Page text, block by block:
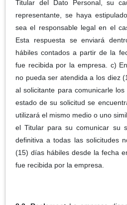
Titular del Dato Personal, su
representante, se haya
sea el responsable legal en el
Esta respuesta se enviará
hábiles contados a partir de la
fue recibida por la empresa. c)
no pueda ser atendida a los diez
al solicitante para comunicarle
estado de su solicitud se
utilizará el mismo medio o uno
el Titular para su comunicar su
definitiva a todas las solicitudes
(15) días hábiles desde la fecha
fue recibida por la empresa.